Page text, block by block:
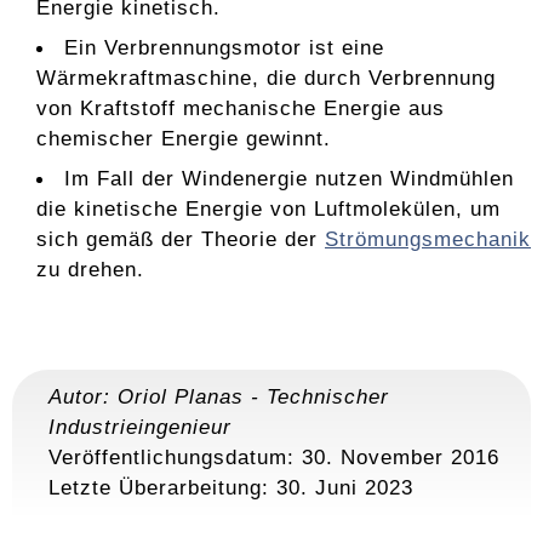
Energie kinetisch.
Ein Verbrennungsmotor ist eine
Wärmekraftmaschine, die durch Verbrennung
von Kraftstoff mechanische Energie aus
chemischer Energie gewinnt.
Im Fall der Windenergie nutzen Windmühlen
die kinetische Energie von Luftmolekülen, um
sich gemäß der Theorie der Strömungsmechanik
zu drehen.
Autor: Oriol Planas - Technischer
Industrieingenieur
Veröffentlichungsdatum: 30. November 2016
Letzte Überarbeitung: 30. Juni 2023